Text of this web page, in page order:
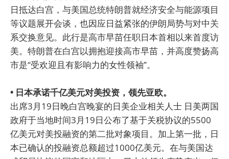
日抵达白宫，与美国总统特朗普就经济安全与能源项目
等议题展开会谈，也因应日益紧张的伊朗局势与对中关
系交换意见。此行是高市早苗任职日本首相以来首度访
美。特朗普在白宫以拥抱迎接高市早苗，并高度赞扬高
市是“受欢迎且有影响力的女性领袖”。
• 日本承诺千亿美元对美投资，领先亚欧。
出席3月19日晚白宫晚宴的日美企业相关人士 日美两国
政府于当地时间3月19日公布了基于关税协议的5500
亿美元对美投融资的第二批对象项目。加上第一批，日
本已确认的投融资总额超过1000亿美元。在与美国达